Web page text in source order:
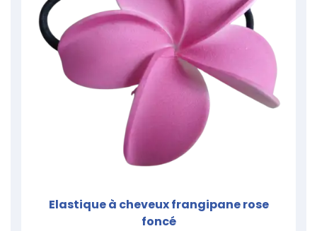
Elastique à cheveux frangipane rose
foncé